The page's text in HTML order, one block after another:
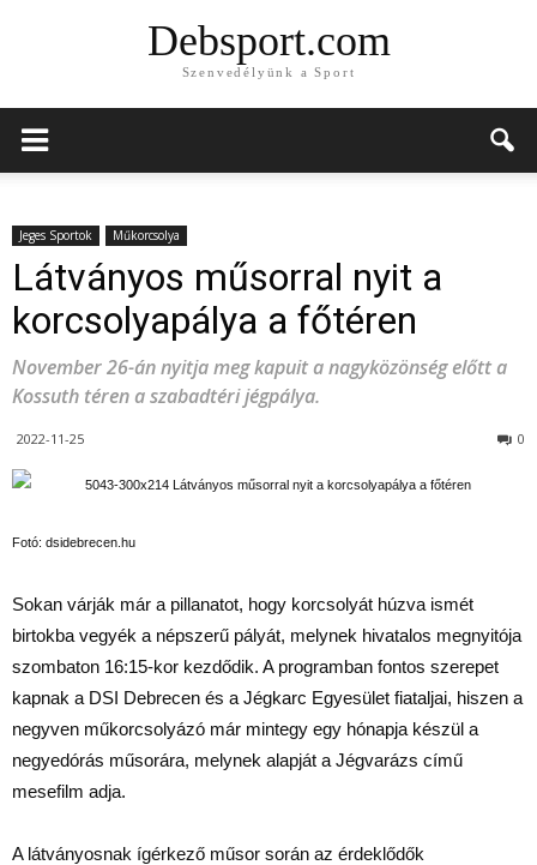
Debsport.com
Szenvedélyünk a Sport
Jeges Sportok Műkorcsolya
Látványos műsorral nyit a
korcsolyapálya a főtéren
November 26-án nyitja meg kapuit a nagyközönség előtt a
Kossuth téren a szabadtéri jégpálya.
2022-11-25 0
Fotó: dsidebrecen.hu
Sokan várják már a pillanatot, hogy korcsolyát húzva ismét
birtokba vegyék a népszerű pályát, melynek hivatalos megnyitója
szombaton 16:15-kor kezdődik. A programban fontos szerepet
kapnak a DSI Debrecen és a Jégkarc Egyesület fiataljai, hiszen a
negyven műkorcsolyázó már mintegy egy hónapja készül a
negyedórás műsorára, melynek alapját a Jégvarázs című
mesefilm adja.
A látványosnak ígérkező műsor során az érdeklődők